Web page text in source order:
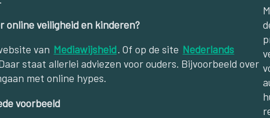
online veiligheid en kinderen?
van Mediawijsheid. Of op de site Nederlands
staat allerlei adviezen voor ouders. Bijvoorbeeld over
met online hypes.
voorbeeld